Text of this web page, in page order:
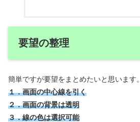
要望の整理
簡単ですが要望をまとめたいと思います。
１．画面の中心線を引く
２．画面の背景は透明
３．線の色は選択可能